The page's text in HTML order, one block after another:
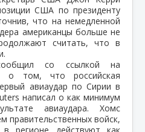
США по президенту
что на немедленной
американцы больше не
считать, что в
со ссылкой на
о том, что российская
авиаудар по Сирии в
написал о как минимум
авиаудара. Хомс
правительственных войск,
действуют как